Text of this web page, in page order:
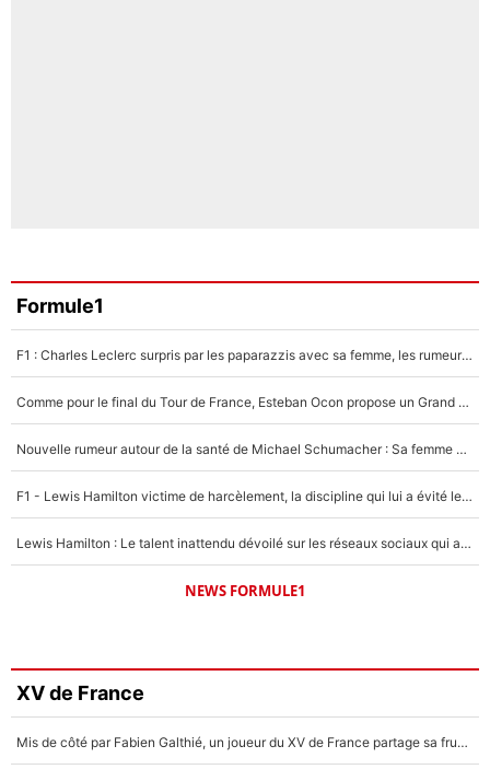
Formule1
F1 : Charles Leclerc surpris par les paparazzis avec sa femme, les rumeurs étaient vraies !
Comme pour le final du Tour de France, Esteban Ocon propose un Grand Prix de Formule 1 à Paris : «Autour de l’Arc de Triomphe, ce serait génial» !
Nouvelle rumeur autour de la santé de Michael Schumacher : Sa femme Corinna sort du silence
F1 - Lewis Hamilton victime de harcèlement, la discipline qui lui a évité le pire : «J'aurais probablement mal tourné»
Lewis Hamilton : Le talent inattendu dévoilé sur les réseaux sociaux qui a impressionné Kim Kardashian pendant leurs vacances en amoureux !
NEWS FORMULE1
XV de France
Mis de côté par Fabien Galthié, un joueur du XV de France partage sa frustration : «ils ne me l’ont pas dit tout de suite»